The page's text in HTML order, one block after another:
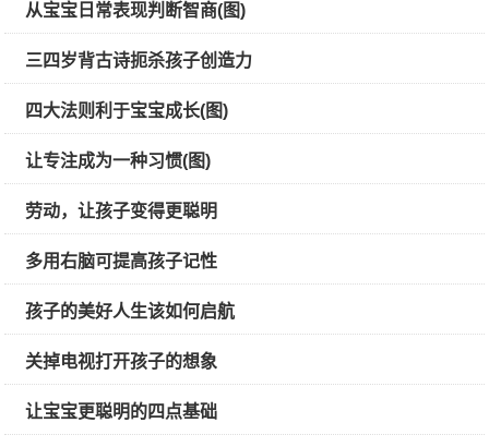
从宝宝日常表现判断智商(图)
三四岁背古诗扼杀孩子创造力
四大法则利于宝宝成长(图)
让专注成为一种习惯(图)
劳动，让孩子变得更聪明
多用右脑可提高孩子记性
孩子的美好人生该如何启航
关掉电视打开孩子的想象
让宝宝更聪明的四点基础